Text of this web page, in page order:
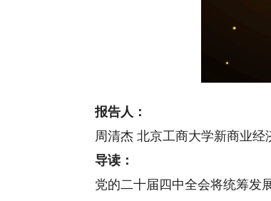
报告人：
周清杰 北京工商大学新商业经
导读：
党的二十届四中全会将统筹发展